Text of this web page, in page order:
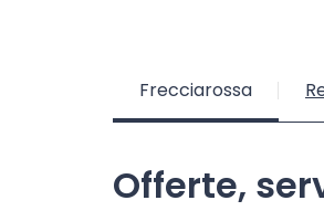
Frecciarossa
Offerte,